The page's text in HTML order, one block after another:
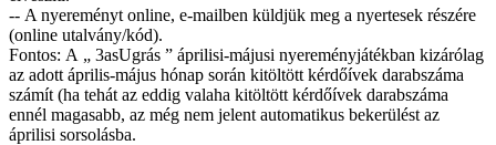
-- A nyereményt online, e-mailben küldjük meg a nyertesek részére
(online utalvány/kód).
Fontos: A „ 3asUgrás ” áprilisi-májusi nyereményjátékban kizárólag
az adott április-május hónap során kitöltött kérdőívek darabszáma
számít (ha tehát az eddig valaha kitöltött kérdőívek darabszáma
ennél magasabb, az még nem jelent automatikus bekerülést az
áprilisi sorsolásba.